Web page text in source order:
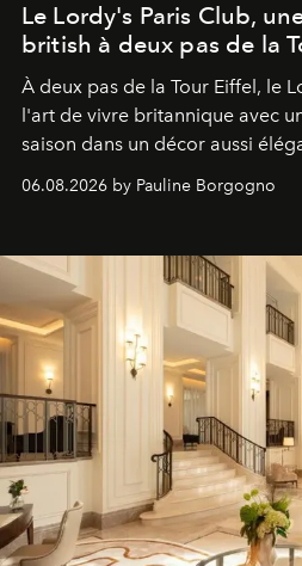
Le Lordy's Paris Club,
british à deux pas de la
À deux pas de la Tour Eiffel, le
l'art de vivre britannique avec
saison dans un décor aussi
06.08.2026 by Pauline Borgogno